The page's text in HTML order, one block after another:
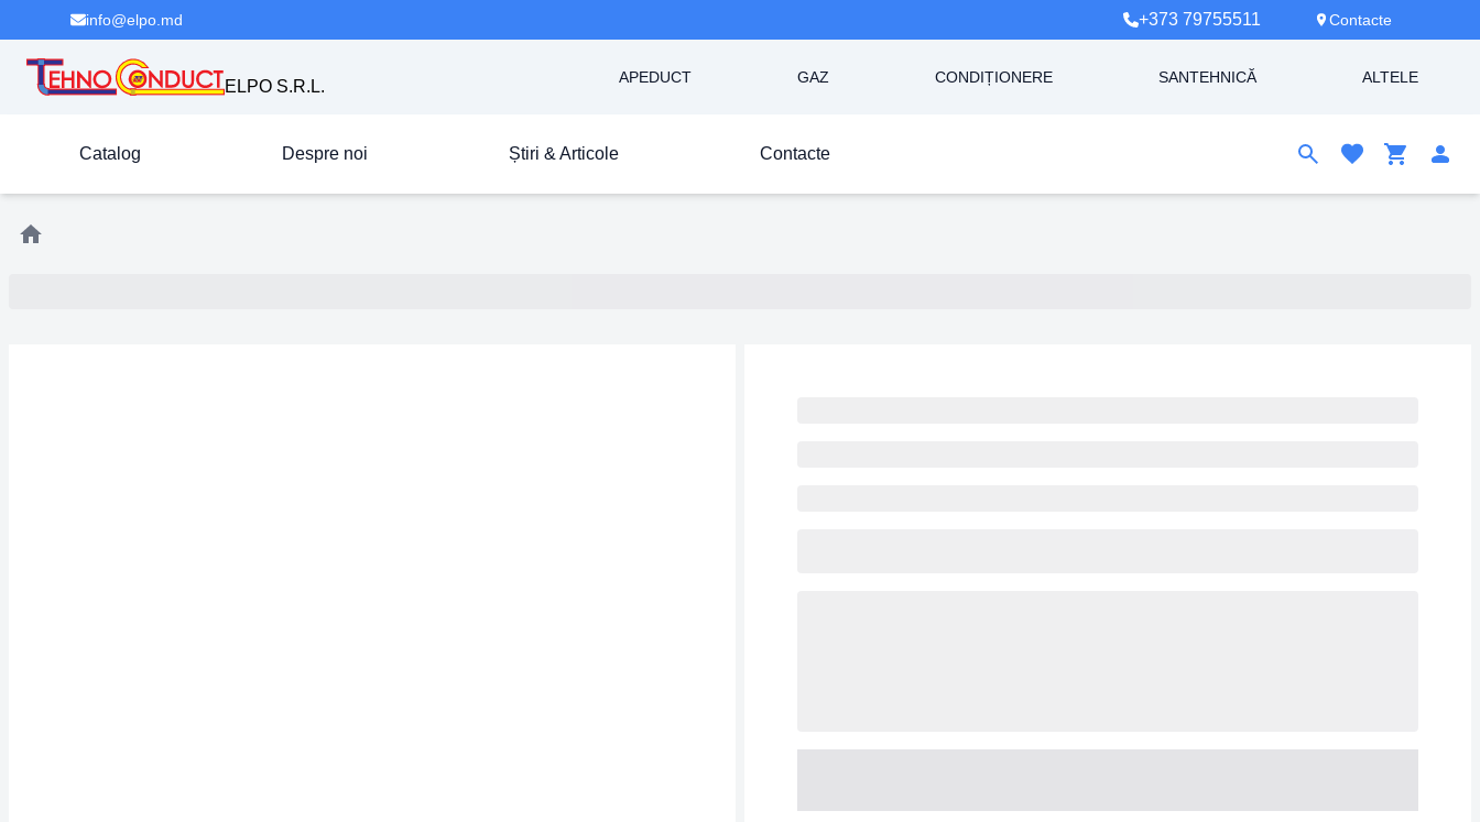
info@elpo.md +373 79755511 Contacte
ELPO S.R.L. APEDUCT GAZ CONDIȚIONERE SANTEHNICĂ ALTELE
Catalog Despre noi Știri & Articole Contacte